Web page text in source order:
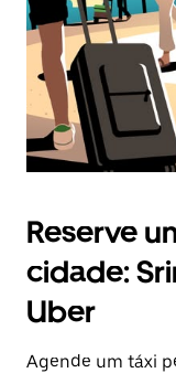
Reserve
cidade:
Uber
Agende um táxi